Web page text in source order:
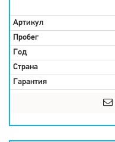
Артикул
Пробег
Год
Страна
Гарантия